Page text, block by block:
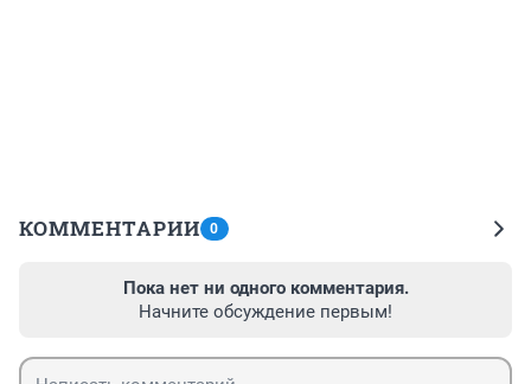
КОММЕНТАРИИ 0
Пока нет ни одного комментария.
Начните обсуждение первым!